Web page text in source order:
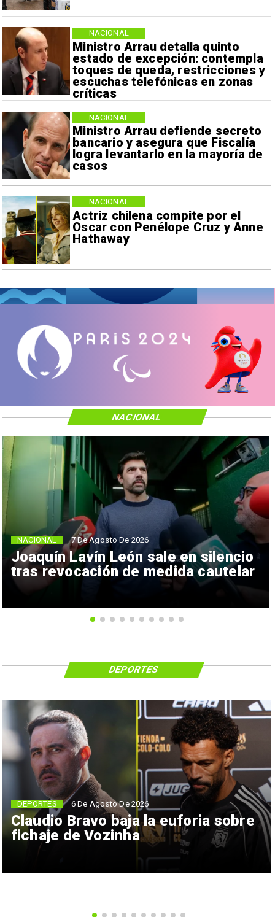
Ministro Arrau detalla quinto
estado de excepción: contempla
toques de queda, restricciones y
escuchas telefónicas en zonas
críticas
NACIONAL
Ministro Arrau defiende secreto
bancario y asegura que Fiscalía
logra levantarlo en la mayoría de
casos
NACIONAL
Actriz chilena compite por el
Oscar con Penélope Cruz y Anne
Hathaway
NACIONAL
Joaquín Lavín León sale en silencio
tras revocación de medida cautelar
NACIONAL 7 De Agosto De 2026
NACIONAL
Claudio Bravo baja la euforia sobre
fichaje de Vozinha
DEPORTES 6 De Agosto De 2026
DEPORTES